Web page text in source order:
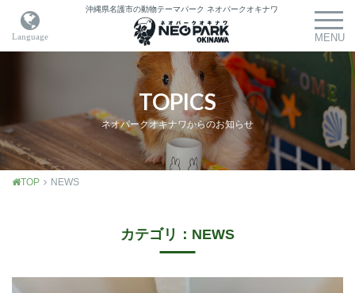
沖縄県名護市の動物テーマパーク ネオパークオキナワ
TOPICS
ネオパークオキナワからのお知らせ
TOP NEWS
カテゴリ：NEWS